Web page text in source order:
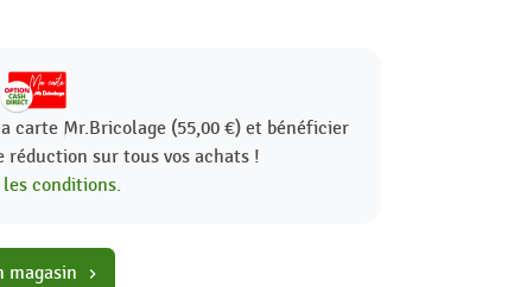
carte Mr.Bricolage (55,00 €) et bénéficier
réduction sur tous vos achats !
conditions.
magasin chevron_right